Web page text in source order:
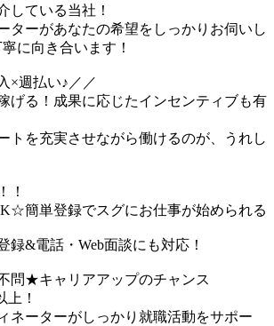
している当社！
ターがあなたの希望をしっかりお伺いし
に向き合います！
×週払い♪／／
げる！成果に応じたインセンティブも有
トを充実させながら働けるのが、うれし
！
簡単登録でスグにお仕事が始められる
録&電話・Web面談にも対応！
問★キャリアアップのチャンス
上！
ネーターがしっかり就職活動をサポー